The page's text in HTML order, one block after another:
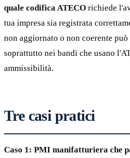
quale codifica ATECO richiede
tua impresa sia registrata
non aggiornato o non coerente
soprattutto nei bandi che usano
ammissibilità.
Tre casi pratici
Caso 1: PMI manifatturiera che